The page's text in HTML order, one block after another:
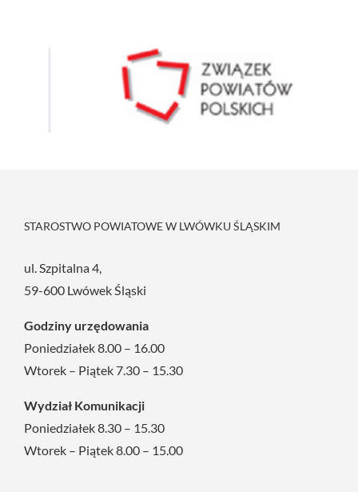
STAROSTWO POWIATOWE W LWÓWKU ŚLĄSKIM
ul. Szpitalna 4,
59-600 Lwówek Śląski
Godziny urzędowania
Poniedziałek 8.00 – 16.00
Wtorek – Piątek 7.30 – 15.30
Wydział Komunikacji
Poniedziałek 8.30 – 15.30
Wtorek – Piątek 8.00 – 15.00